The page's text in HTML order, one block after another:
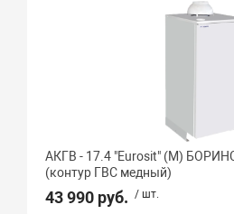
АКГВ - 17.4 "Eurosit" (М)
(контур ГВС медный)
43 990 руб. / шт.